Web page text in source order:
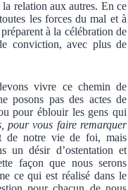
relation aux autres. En ce
les forces du mal et à
à la célébration de
conviction, avec plus de
vivre ce chemin de
posons pas des actes de
pour éblouir les gens qui
pour vous faire remarquer
de notre vie de foi, mais
un désir d’ostentation et
façon que nous serons
ce qui est réalisé dans le